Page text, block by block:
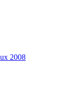
2008